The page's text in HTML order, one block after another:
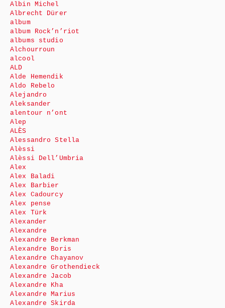
Albin Michel
Albrecht Dürer
album
album Rock’n’riot
albums studio
Alchourroun
alcool
ALD
Alde Hemendik
Aldo Rebelo
Alejandro
Aleksander
alentour n’ont
Alep
ALÈS
Alessandro Stella
Alèssi
Alèssi Dell’Umbria
Alex
Alex Baladi
Alex Barbier
Alex Cadourcy
Alex pense
Alex Türk
Alexander
Alexandre
Alexandre Berkman
Alexandre Boris
Alexandre Chayanov
Alexandre Grothendieck
Alexandre Jacob
Alexandre Kha
Alexandre Marius
Alexandre Skirda